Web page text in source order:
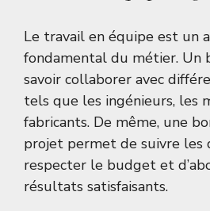
Le travail en équipe est un
fondamental du métier. Un
savoir collaborer avec
tels que les ingénieurs, les
fabricants. De même, une
projet permet de suivre les
respecter le budget et
résultats satisfaisants.